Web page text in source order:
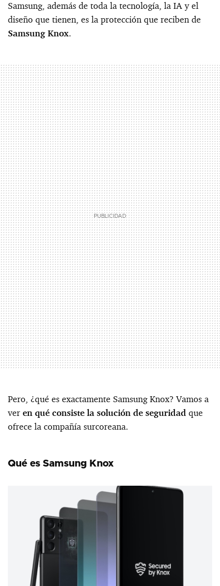
Samsung, además de toda la tecnología, la IA y el
diseño que tienen, es la protección que reciben de
Samsung Knox.
Pero, ¿qué es exactamente Samsung Knox? Vamos a
ver en qué consiste la solución de seguridad que
ofrece la compañía surcoreana.
Qué es Samsung Knox